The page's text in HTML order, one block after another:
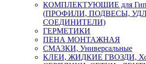
КОМПЛЕКТУЮЩИЕ для
(ПРОФИЛИ, ПОДВЕСЫ,
СОЕДИНИТЕЛИ)
ГЕРМЕТИКИ
ПЕНА МОНТАЖНАЯ
СМАЗКИ, Универсальные
КЛЕИ, ЖИДКИЕ ГВОЗДИ,